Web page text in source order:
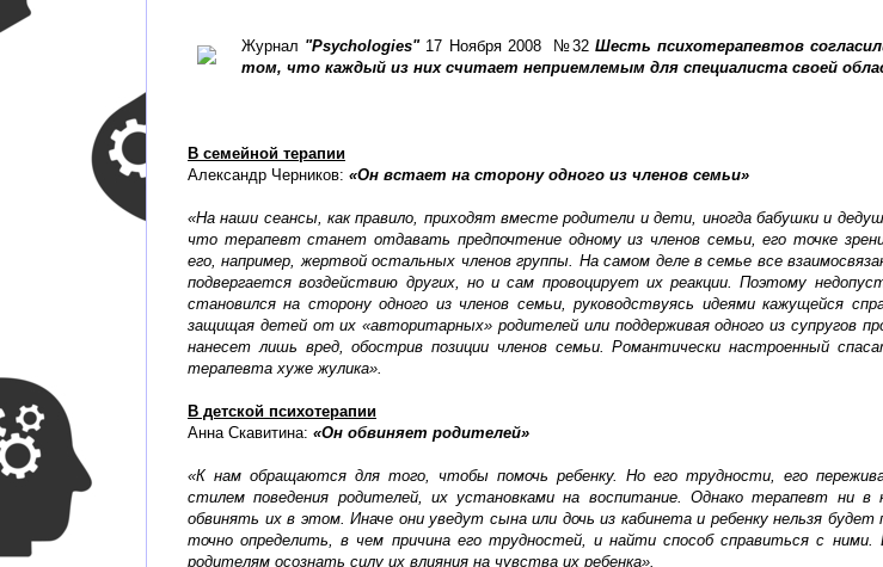
Журнал "Psychologies"17 Ноября 2008 №32 Шесть психотерапевтов
том, что каждый из них считает неприемлемым для специалиста своей
В семейной терапии
Александр Черников: «Он встает на сторону одного из членов семьи»
«На наши сеансы, как правило, приходят вместе родители и дети, иногда бабушки и
что терапевт станет отдавать предпочтение одному из членов семьи, его точке
его, например, жертвой остальных членов группы. На самом деле в семье все
подвергается воздействию других, но и сам провоцирует их реакции. Поэтому
становился на сторону одного из членов семьи, руководствуясь идеями кажущейся
защищая детей от их «авторитарных» родителей или поддерживая одного из супругов
нанесет лишь вред, обострив позиции членов семьи. Романтически настроенный
терапевта хуже жулика».
В детской психотерапии
Анна Скавитина: «Он обвиняет родителей»
«К нам обращаются для того, чтобы помочь ребенку. Но его трудности, его
стилем поведения родителей, их установками на воспитание. Однако терапевт ни в
обвинять их в этом. Иначе они уведут сына или дочь из кабинета и ребенку нельзя
точно определить, в чем причина его трудностей, и найти способ справиться с ними.
родителям осознать силу их влияния на чувства их ребенка».